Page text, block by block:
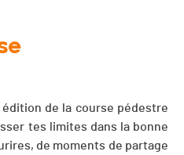
de la course pédestre
tes limites dans la bonne
de moments de partage